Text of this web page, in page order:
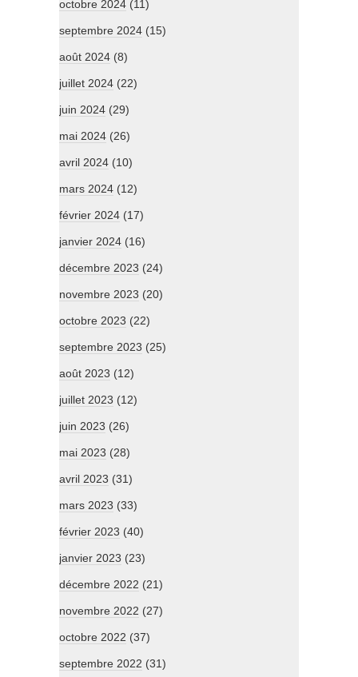
octobre 2024 (11)
septembre 2024 (15)
août 2024 (8)
juillet 2024 (22)
juin 2024 (29)
mai 2024 (26)
avril 2024 (10)
mars 2024 (12)
février 2024 (17)
janvier 2024 (16)
décembre 2023 (24)
novembre 2023 (20)
octobre 2023 (22)
septembre 2023 (25)
août 2023 (12)
juillet 2023 (12)
juin 2023 (26)
mai 2023 (28)
avril 2023 (31)
mars 2023 (33)
février 2023 (40)
janvier 2023 (23)
décembre 2022 (21)
novembre 2022 (27)
octobre 2022 (37)
septembre 2022 (31)